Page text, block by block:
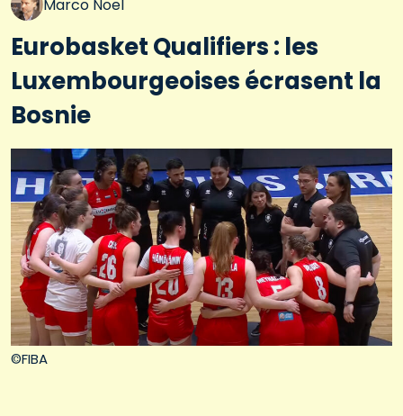
©FIBA
Marco Noel
Eurobasket Qualifiers : les
Luxembourgeoises écrasent la
Bosnie